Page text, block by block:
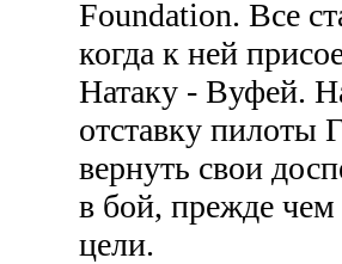
Foundation. Все
когда к ней
Натаку - Вуфей.
отставку пилоты
вернуть свои
в бой, прежде чем
цели.